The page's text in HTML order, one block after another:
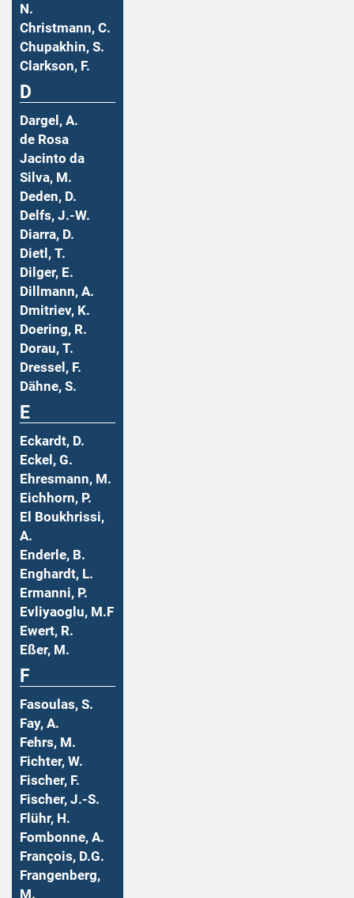
N.
Christmann, C.
Chupakhin, S.
Clarkson, F.
D
Dargel, A.
de Rosa
Jacinto da
Silva, M.
Deden, D.
Delfs, J.-W.
Diarra, D.
Dietl, T.
Dilger, E.
Dillmann, A.
Dmitriev, K.
Doering, R.
Dorau, T.
Dressel, F.
Dähne, S.
E
Eckardt, D.
Eckel, G.
Ehresmann, M.
Eichhorn, P.
El Boukhrissi,
A.
Enderle, B.
Enghardt, L.
Ermanni, P.
Evliyaoglu, M.F
Ewert, R.
Eßer, M.
F
Fasoulas, S.
Fay, A.
Fehrs, M.
Fichter, W.
Fischer, F.
Fischer, J.-S.
Flühr, H.
Fombonne, A.
François, D.G.
Frangenberg,
M.